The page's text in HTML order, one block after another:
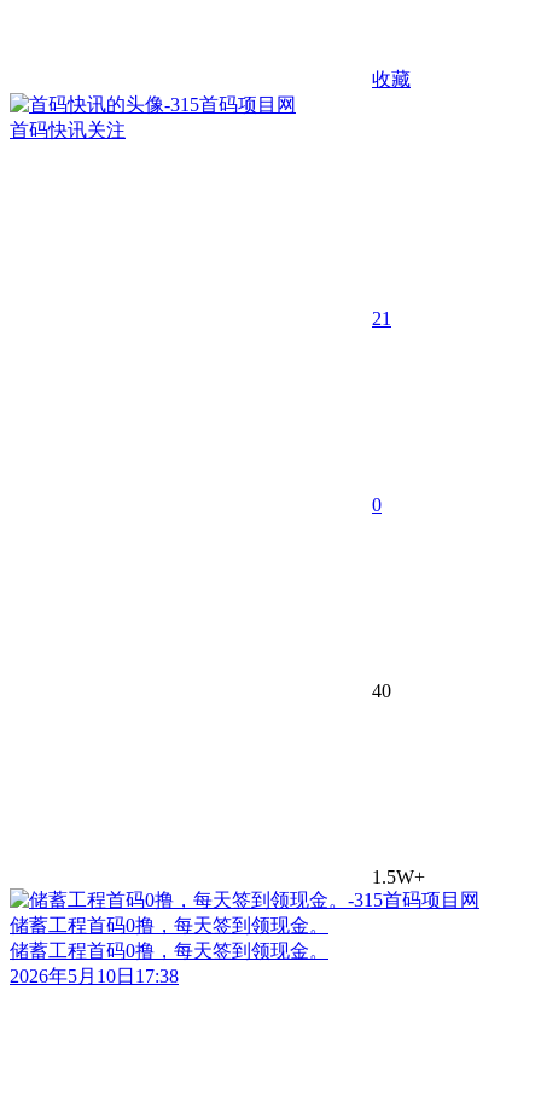
收藏
首码快讯关注
21
0
40
1.5W+
储蓄工程首码0撸，每天签到领现金。
储蓄工程首码0撸，每天签到领现金。
2026年5月10日17:38